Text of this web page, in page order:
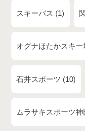
スキーバス 1
オグナほたかスキー
石井スポーツ 10
ムラサキスポーツ